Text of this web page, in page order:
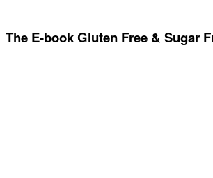
The E-book Gluten Free & Sugar